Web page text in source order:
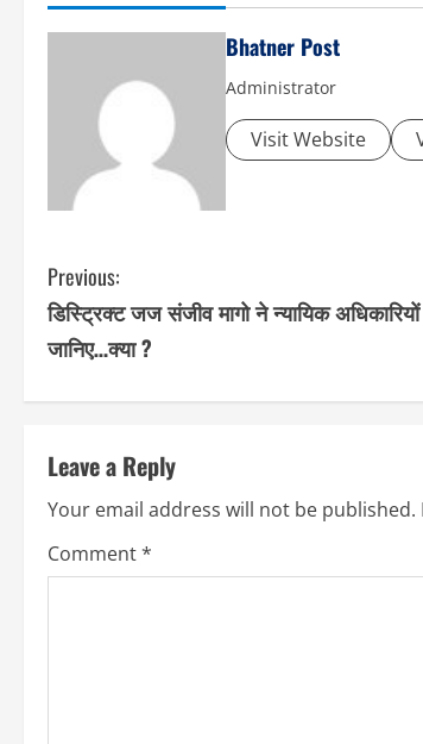
Bhatner Post
Administrator
Visit Website
C
o
i
n
u
Previous:
डिस्ट्रिक्ट जज संजीव मागो ने न्यायिक अधिकारियों
जानिए…क्या ?
Leave a Reply
Your email address will not be published.
Comment*